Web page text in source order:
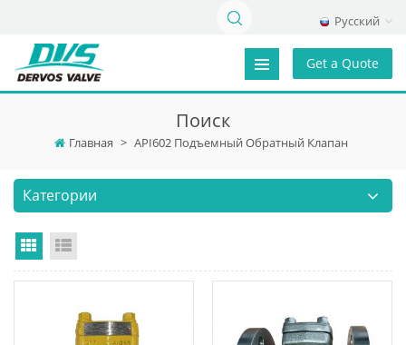
Русский
Get a Quote
Поиск
Главная > API602 Подъемный Обратный Клапан
Категории
Grid View